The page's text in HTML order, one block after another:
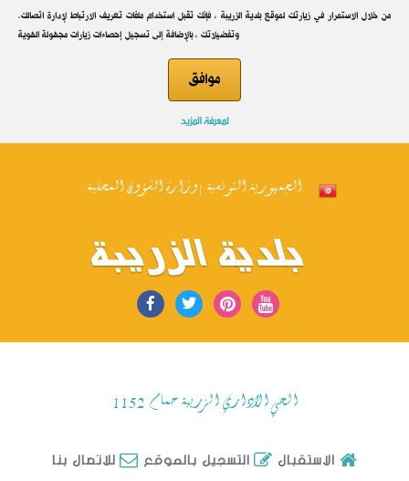
.من خلال الاستمرار في زيارتك لموقع بلدية الزريبة ، فإنك تقبل استخدام ملفات تعريف الارتباط لإدارة اتصالك
وتفضيلاتك ، بالإضافة إلى تسجيل إحصاءات زيارات مجهولة الهوية
موافق
لمعرفة المزيد
الجمهورية التونسية | وزارة الشؤون المحلية
بلدية الزريبة
الحي الاداري الزريبة حمام 1152
الاستقبال التسجيل بالموقع